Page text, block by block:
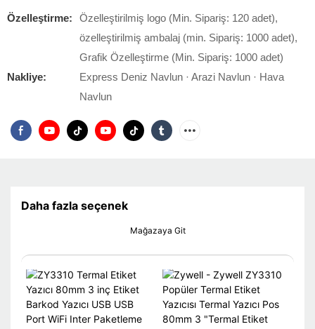
Özelleştirme:
Özelleştirilmiş logo (Min. Sipariş: 120 adet),
özelleştirilmiş ambalaj (min. Sipariş: 1000 adet),
Grafik Özelleştirme (Min. Sipariş: 1000 adet)
Nakliye:
Express Deniz Navlun · Arazi Navlun · Hava
Navlun
Daha fazla seçenek
Mağazaya Git